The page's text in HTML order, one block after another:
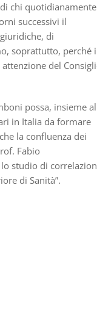
chi quotidianamente
successivi il
di
soprattutto, perché
del
possa, insieme al
in Italia da formare
la confluenza dei
Fabio
studio di
di Sanità”.